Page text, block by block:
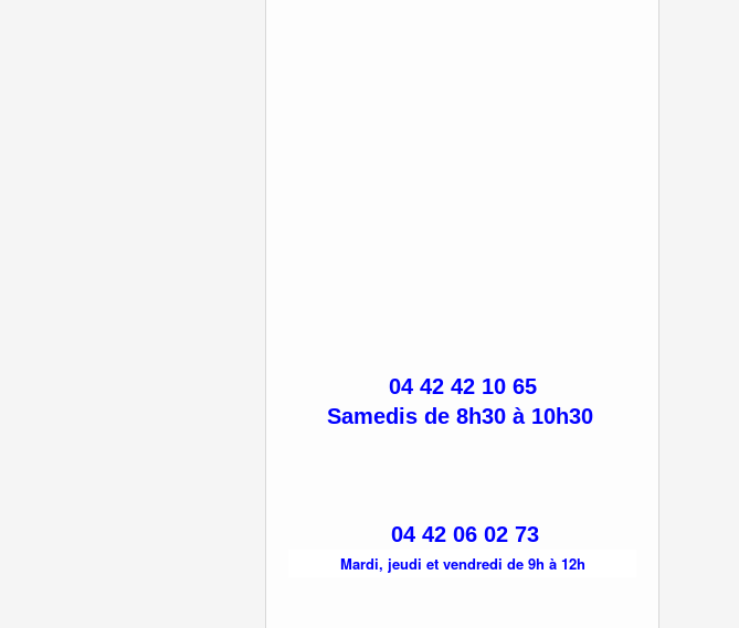
04 42 42 10 65
Samedis de 8h30 à 10h30
04 42 06 02 73
Mardi, jeudi et vendredi de 9h à 12h